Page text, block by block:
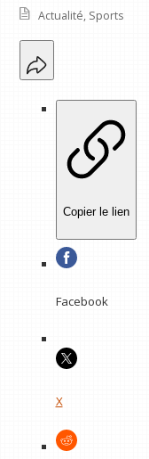
Actualité, Sports
Copier le lien
Facebook
X